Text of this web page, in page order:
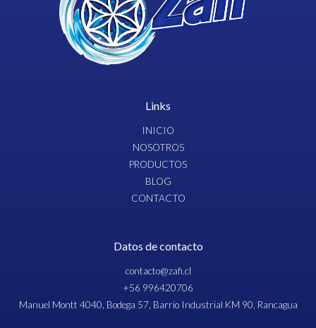
Links
INICIO
NOSOTROS
PRODUCTOS
BLOG
CONTACTO
Datos de contacto
contacto@zafi.cl
+56 996420706
Manuel Montt 4040, Bodega 57, Barrio Industrial KM 90, Rancagua